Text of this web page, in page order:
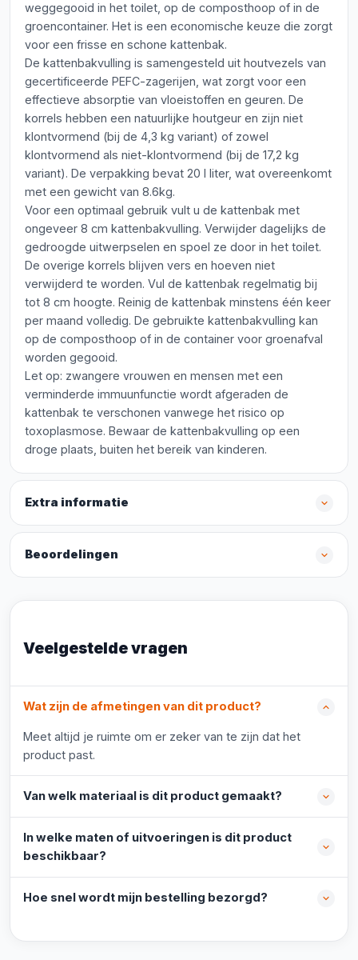
weggegooid in het toilet, op de composthoop of in de
groencontainer. Het is een economische keuze die zorgt
voor een frisse en schone kattenbak.
De kattenbakvulling is samengesteld uit houtvezels van
gecertificeerde PEFC-zagerijen, wat zorgt voor een
effectieve absorptie van vloeistoffen en geuren. De
korrels hebben een natuurlijke houtgeur en zijn niet
klontvormend (bij de 4,3 kg variant) of zowel
klontvormend als niet-klontvormend (bij de 17,2 kg
variant). De verpakking bevat 20 l liter, wat overeenkomt
met een gewicht van 8.6kg.
Voor een optimaal gebruik vult u de kattenbak met
ongeveer 8 cm kattenbakvulling. Verwijder dagelijks de
gedroogde uitwerpselen en spoel ze door in het toilet.
De overige korrels blijven vers en hoeven niet
verwijderd te worden. Vul de kattenbak regelmatig bij
tot 8 cm hoogte. Reinig de kattenbak minstens één keer
per maand volledig. De gebruikte kattenbakvulling kan
op de composthoop of in de container voor groenafval
worden gegooid.
Let op: zwangere vrouwen en mensen met een
verminderde immuunfunctie wordt afgeraden de
kattenbak te verschonen vanwege het risico op
toxoplasmose. Bewaar de kattenbakvulling op een
droge plaats, buiten het bereik van kinderen.
Extra informatie
Beoordelingen
Veelgestelde vragen
Wat zijn de afmetingen van dit product?
Meet altijd je ruimte om er zeker van te zijn dat het
product past.
Van welk materiaal is dit product gemaakt?
In welke maten of uitvoeringen is dit product
beschikbaar?
Hoe snel wordt mijn bestelling bezorgd?